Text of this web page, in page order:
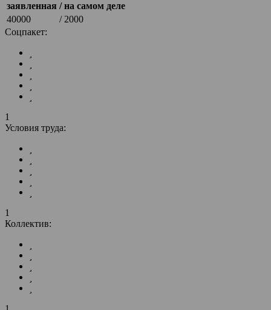
заявленная / на самом деле
40000
/ 2000
Соцпакет:
1
Условия труда:
1
Коллектив: